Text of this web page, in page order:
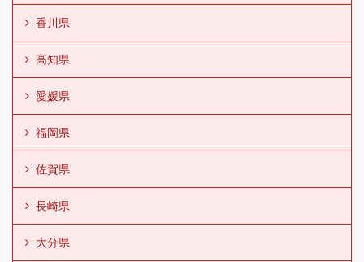
香川県
高知県
愛媛県
福岡県
佐賀県
長崎県
大分県